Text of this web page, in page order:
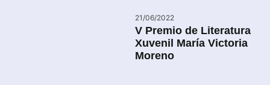
21/06/2022
V Premio de Literatura
Xuvenil María Victoria
Moreno